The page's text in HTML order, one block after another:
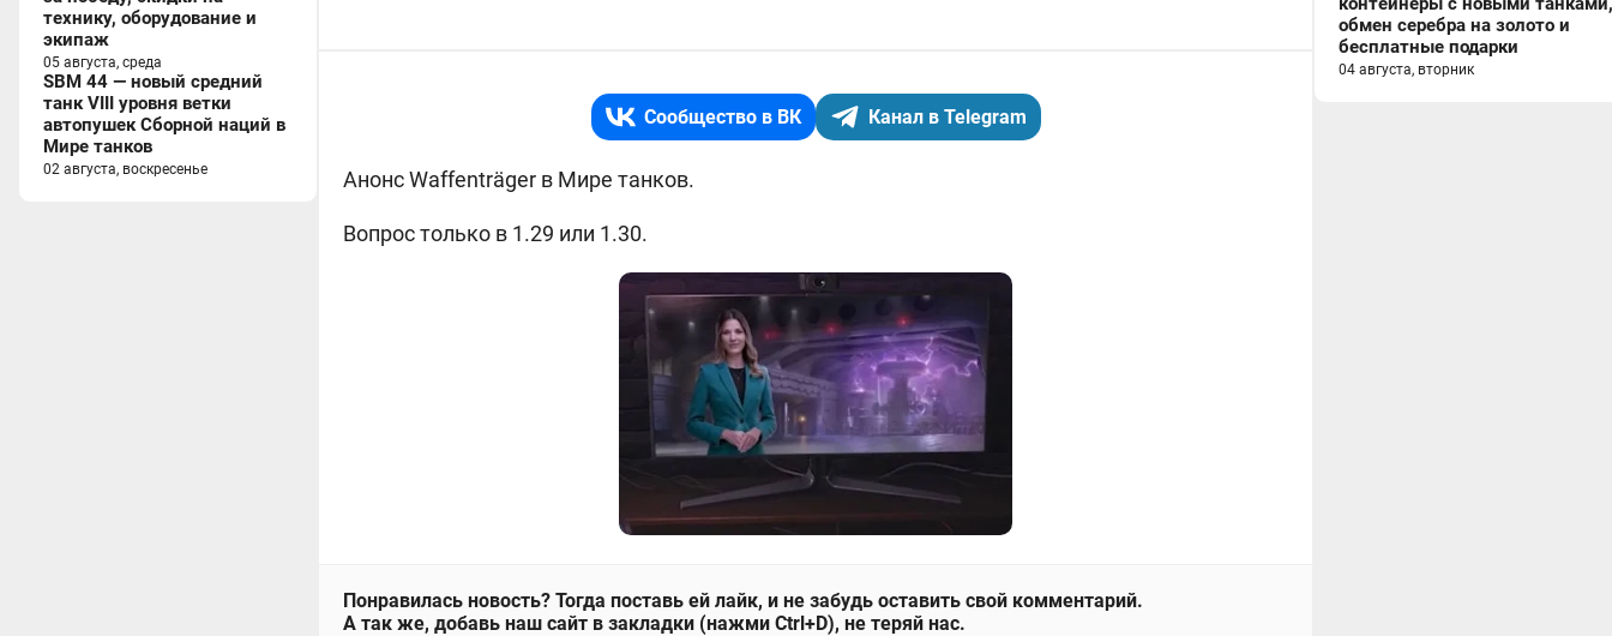
технику, оборудование и
экипаж
05 августа, среда
SBM 44 — новый средний
танк VIII уровня ветки
автопушек Сборной наций в
Мире танков
02 августа, воскресенье
Сообщество в ВК Канал в Telegram
Анонс Waffenträger в Мире танков.
Вопрос только в 1.29 или 1.30.
Понравилась новость? Тогда поставь ей лайк, и не забудь оставить свой комментарий.
А так же, добавь наш сайт в закладки (нажми Ctrl+D), не теряй нас.
обмен серебра на золото и
бесплатные подарки
04 августа, вторник